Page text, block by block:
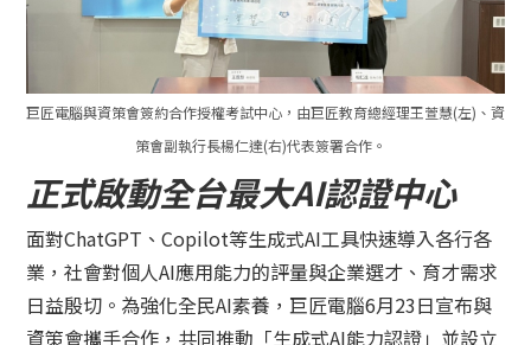
巨匠電腦與資策會簽約合作授權考試中心，由巨匠教育總經理王萱慧(左)、資
策會副執行長楊仁達(右)代表簽署合作。
正式啟動全台最大AI認證中心
面對ChatGPT、Copilot等生成式AI工具快速導入各行各
業，社會對個人AI應用能力的評量與企業選才、育才需求
日益殷切。為強化全民AI素養，巨匠電腦6月23日宣布與
資策會攜手合作，共同推動「生成式AI能力認證」並設立